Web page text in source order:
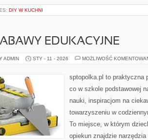
DIY W KUCHNI
EDUKACYJNE
ADMIN STY - 11 - 2026 MOŻLIWOŚĆ
sptopolka.pl to praktyczna
co w szkole podstawowej
nauki, inspiracjom na
towarzyszeniu w
To miejsce, w którym
opiekun znajdzie